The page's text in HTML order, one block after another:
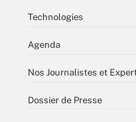
Technologies
Agenda
Nos Journalistes et
Dossier de Presse